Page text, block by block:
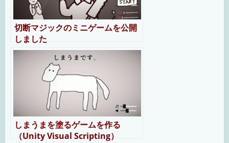
切断マジックのミニゲームを公開
しました
しまうまを塗るゲームを作る
（Unity Visual Scripting）